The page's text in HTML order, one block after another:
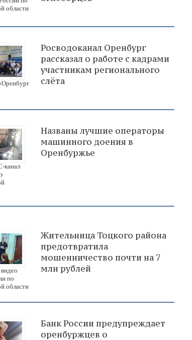
области
Росводоканал Оренбург
рассказал о работе с кадрами
участникам регионального
слёта
Названы лучшие операторы
машинного доения в
Оренбуржье
по
области
Жительница Тоцкого района
предотвратила
мошенничество почти на 7
млн рублей
Банк России предупреждает
оренбуржцев о